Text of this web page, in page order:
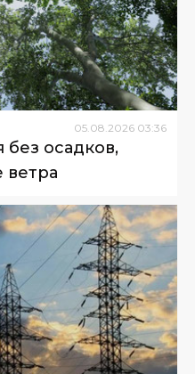
05.08.2026 03:36
осадков,
ветра